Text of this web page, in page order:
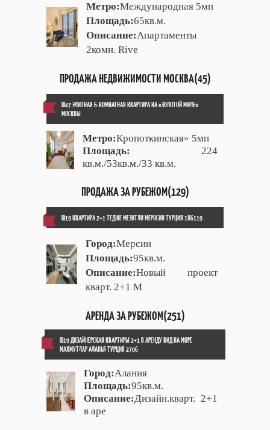
Метро:Международная 5мп
Площадь:65кв.м.
Описание:Апартаменты
2комн. Rive
ПРОДАЖА НЕДВИЖИМОСТИ МОСКВА(45)
ID47 ЭЛИТНАЯ 6-КОМНАТНАЯ КВАРТИРА НА «ЗОЛОТОЙ МИЛЕ»
МОСКВЫ
Метро:Кропоткинская» 5мп
Площадь:
224
кв.м./53кв.м./33 кв.м.
ПРОДАЖА ЗА РУБЕЖОМ(129)
ID19 КВАРТИРА 2+1 ТЕДЖЕ МЕЗИТЛИ МЕРОСИН ТУРЦИЯ 186119
Город:Мерсин
Площадь:95кв.м.
Описание:Новый проект
кварт. 2+1 М
АРЕНДА ЗА РУБЕЖОМ(251)
ID19 ДИЗАЙНЕРСКАЯ КВАРТИРЫ 2+1 В АРЕНДУ ВИД НА МОРЕ
МАХМУТЛАР АЛАНЬЯ ТУРЦИЯ 2706
Город:Алания
Площадь:95кв.м.
Описание:Дизайн.кварт. 2+1
в аре